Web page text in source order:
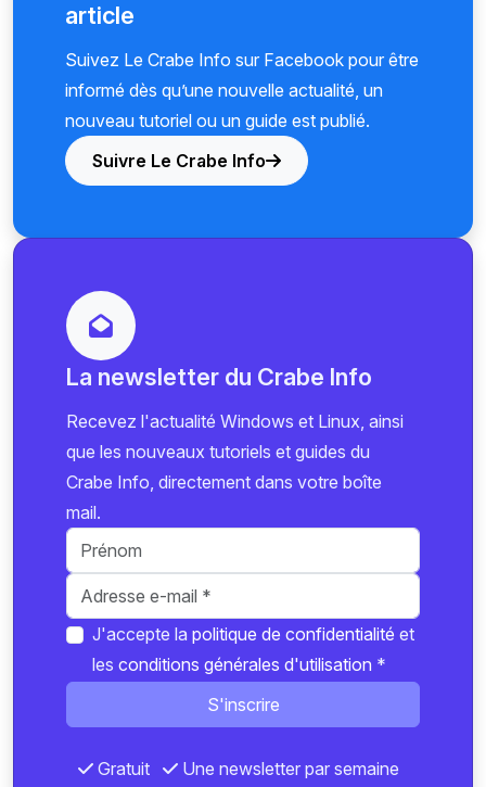
article
Suivez Le Crabe Info sur Facebook pour être
informé dès qu’une nouvelle actualité, un
nouveau tutoriel ou un guide est publié.
Suivre Le Crabe Info
La newsletter du Crabe Info
Recevez l'actualité Windows et Linux, ainsi
que les nouveaux tutoriels et guides du
Crabe Info, directement dans votre boîte
mail.
J'accepte la politique de confidentialité et
les conditions générales d'utilisation *
S'inscrire
Gratuit Une newsletter par semaine